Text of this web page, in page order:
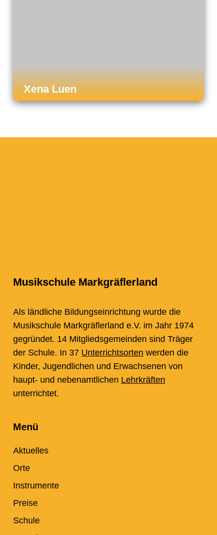
Xena Luen
Musikschule Markgräflerland
Als ländliche Bildungseinrichtung wurde die
Musikschule Markgräflerland e.V. im Jahr 1974
gegründet. 14 Mitgliedsgemeinden sind Träger
der Schule. In 37 Unterrichtsorten werden die
Kinder, Jugendlichen und Erwachsenen von
haupt- und nebenamtlichen Lehrkräften
unterrichtet.
Menü
Aktuelles
Orte
Instrumente
Preise
Schule